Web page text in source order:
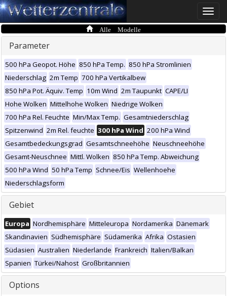
Toggle
Alle Modelle
Parameter
500 hPa Geopot. Höhe 850 hPa Temp. 850 hPa Stromlinien
Niederschlag 2m Temp 700 hPa Vertikalbew
850 hPa Pot. Äquiv. Temp 10m Wind 2m Taupunkt CAPE/LI
Hohe Wolken Mittelhohe Wolken Niedrige Wolken
700 hPa Rel. Feuchte Min/Max Temp. Gesamtniederschlag
Spitzenwind 2m Rel. feuchte 300 hPa Wind 200 hPa Wind
Gesamtbedeckungsgrad Gesamtschneehöhe Neuschneehöhe
Gesamt-Neuschnee Mittl. Wolken 850 hPa Temp. Abweichung
500 hPa Wind 50 hPa Temp Schnee/Eis Wellenhoehe
Niederschlagsform
Gebiet
Europa Nordhemisphäre Mitteleuropa Nordamerika Dänemark
Skandinavien Südhemisphäre Südamerika Afrika Ostasien
Südasien Australien Niederlande Frankreich Italien/Balkan
Spanien Türkei/Nahost Großbritannien
Options